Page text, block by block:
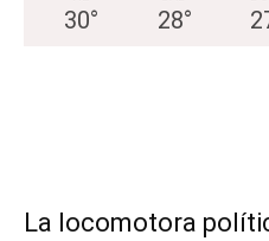
30° 28°
La locomotora